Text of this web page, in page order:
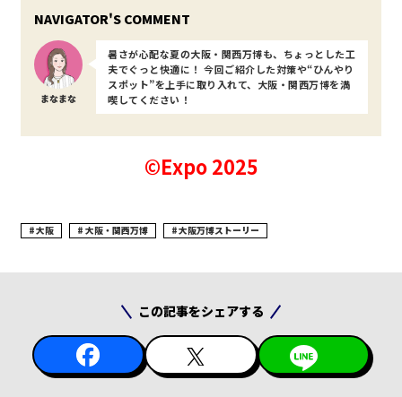
まなまな
暑さが心配な夏の大阪・関西万博も、ちょっとした工
夫でぐっと快適に！ 今回ご紹介した対策や“ひんやり
スポット”を上手に取り入れて、大阪・関西万博を満
喫してください！
©Expo 2025
大阪 大阪・関西万博 大阪万博ストーリー
この記事をシェアする